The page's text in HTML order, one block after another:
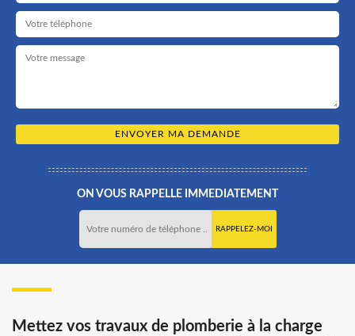
ON VOUS RAPPELLE IMMEDIATEMENT
Mettez vos travaux de plomberie à la charge